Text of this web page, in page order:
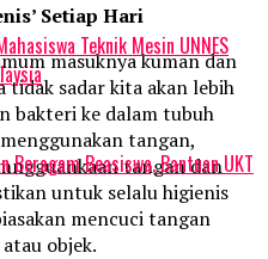
Setiap Hari
masuknya kuman dan
tidak sadar kita akan lebih
bakteri ke dalam tubuh
tangan,
tangan dan
untuk selalu higienis
mencuci tangan
objek.
Teknik Mesin UNNES
Beragam Beasiswa, Bantuan UKT